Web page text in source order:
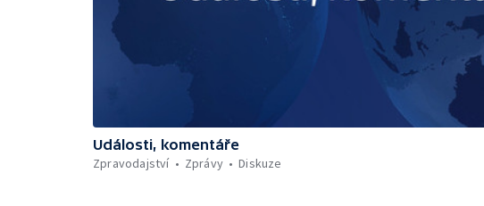
Události, komentáře
Zpravodajství
Zprávy Diskuze